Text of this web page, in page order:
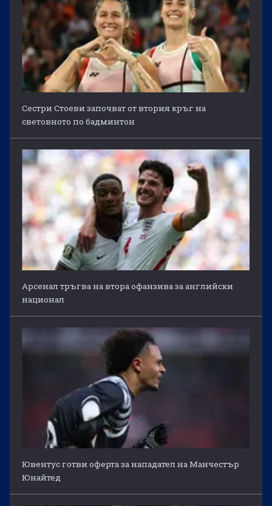
Сестри Стоеви започват от втория кръг на
световното по бадминтон
Арсенал тръгва на втора офанзива за английски
национал
Ювентус готви оферта за нападател на Манчестър
Юнайтед